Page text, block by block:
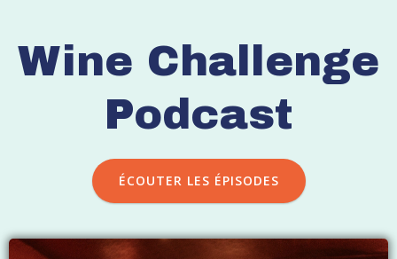
Wine Challenge
Podcast
ÉCOUTER LES ÉPISODES